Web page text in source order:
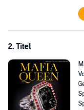
2. Titel